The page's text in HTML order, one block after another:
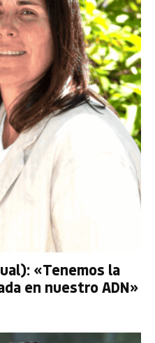
«Tenemos la
en nuestro ADN»